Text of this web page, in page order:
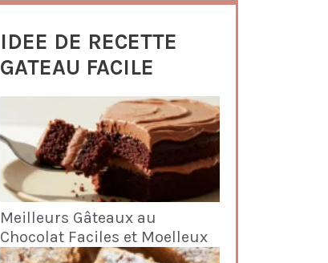
IDEE DE RECETTE
GATEAU FACILE
Meilleurs Gâteaux au
Chocolat Faciles et Moelleux